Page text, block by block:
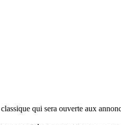
qui sera ouverte aux